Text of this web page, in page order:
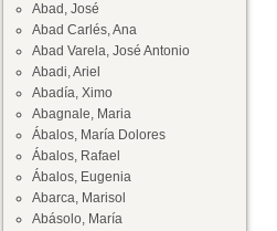
Abad, José
Abad Carlés, Ana
Abad Varela, José Antonio
Abadi, Ariel
Abadía, Ximo
Abagnale, Maria
Ábalos, María Dolores
Ábalos, Rafael
Ábalos, Eugenia
Abarca, Marisol
Abásolo, María